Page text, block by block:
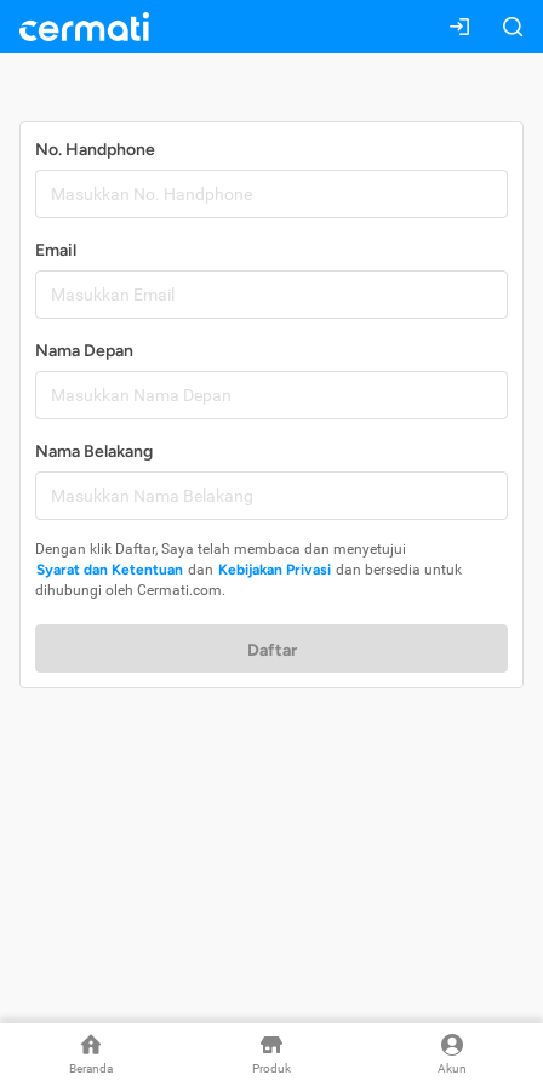
Beranda Produk Akun
No. Handphone
Email
Nama Depan
Nama Belakang
Dengan klik Daftar, Saya telah membaca dan menyetujui
Syarat dan Ketentuan dan Kebijakan Privasi dan bersedia untuk
dihubungi oleh Cermati.com.
Daftar